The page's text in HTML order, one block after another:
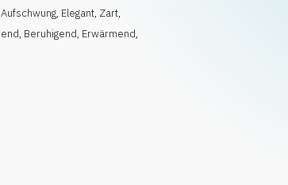
Aufschwung, Elegant, Zart,
, Beruhigend, Erwärmend,